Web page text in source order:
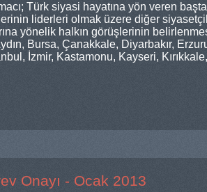
Türk siyasi hayatına yön veren
liderleri olmak üzere diğer
yönelik halkın görüşlerinin
Bursa, Çanakkale, Diyarbakır,
İzmir, Kastamonu, Kayseri,
Onayı - Ocak 2013